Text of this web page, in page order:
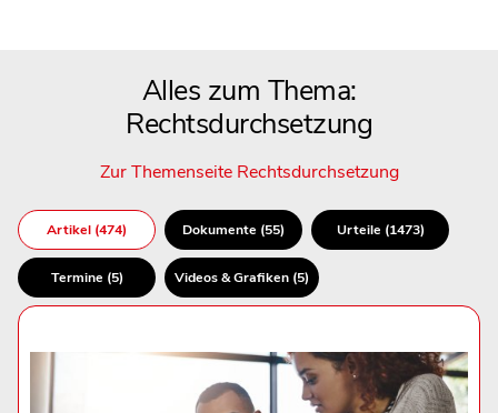
Alles zum Thema:
Rechtsdurchsetzung
Zur Themenseite Rechtsdurchsetzung
Artikel (474) Dokumente (55) Urteile (1473)
Termine (5) Videos & Grafiken (5)